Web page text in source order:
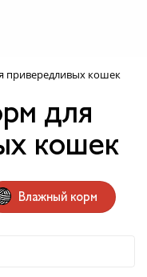
Каталог
в лапки
пойми!
привередливых кошек
для
кошек
Влажный корм